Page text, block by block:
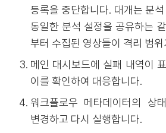
등록을 중단합니다. 대개는 분
동일한 분석 설정을 공유하는
부터 수집된 영상들이 격리 범
메인 대시보드에 실패 내역이
이를 확인하여 대응합니다.
워크플로우 메타데이터의 상
변경하고 다시 실행합니다.